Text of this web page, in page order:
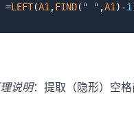
=LEFT(A1 ,FIND( " " ,A1 )-1
说明：提取（隐形）空